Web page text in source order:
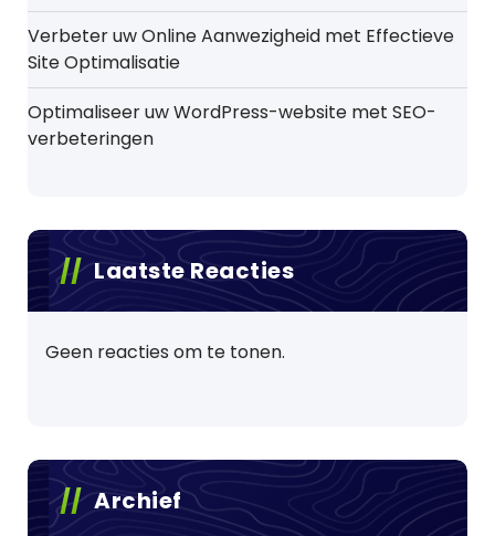
Verbeter uw Online Aanwezigheid met Effectieve
Site Optimalisatie
Optimaliseer uw WordPress-website met SEO-
verbeteringen
Laatste Reacties
Geen reacties om te tonen.
Archief